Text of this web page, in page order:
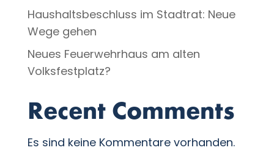
Haushaltsbeschluss im Stadtrat: Neue
Wege gehen
Neues Feuerwehrhaus am alten
Volksfestplatz?
Recent Comments
Es sind keine Kommentare vorhanden.